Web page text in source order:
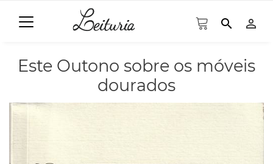
search person_outline
Este Outono sobre os móveis
dourados